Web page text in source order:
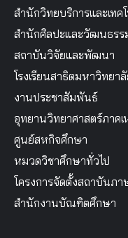
สำนักวิทยบริการและเทค
สำนักศิลปะและวัฒนธรร
สถาบันวิจัยและพัฒนา
โรงเรียนสาธิตมหาวิทยา
งานประชาสัมพันธ์
อุทยานวิทยาศาสตร์ภาค
ศูนย์สหกิจศึกษา
หมวดวิชาศึกษาทั่วไป
โครงการจัดตั้งสถาบันภา
สำนักงานบัณฑิตศึกษา